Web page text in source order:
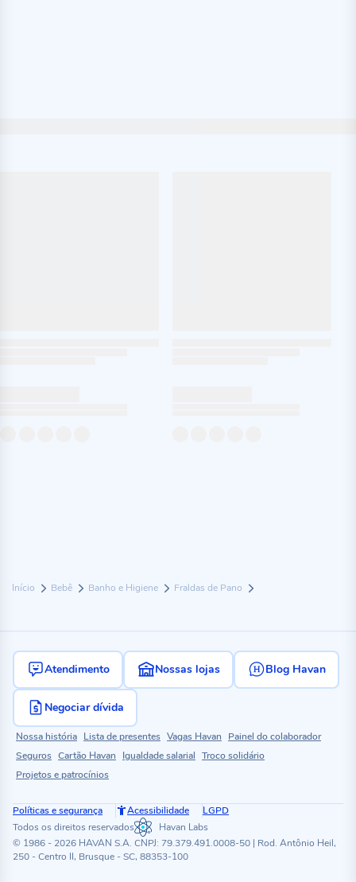
Início Bebê Banho e Higiene Fraldas de Pano
Atendimento Nossas lojas Blog Havan
Negociar dívida
Nossa história Lista de presentes Vagas Havan
Painel do colaborador
Seguros Cartão Havan Igualdade salarial Troco solidário
Projetos e patrocínios
Políticas e segurança Acessibilidade
LGPD
Todos os direitos reservados
Havan Labs
© 1986 - 2026 HAVAN S.A. CNPJ: 79.379.491.0008-50 | Rod. Antônio Heil,
250 - Centro II, Brusque - SC, 88353-100